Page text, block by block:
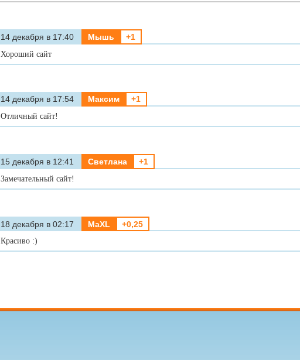
14 декабря в 17:40 Мышь +1
Хороший сайт
14 декабря в 17:54 Максим +1
Отличный сайт!
15 декабря в 12:41 Светлана +1
Замечательный сайт!
18 декабря в 02:17 MaXL +0,25
Красиво :)